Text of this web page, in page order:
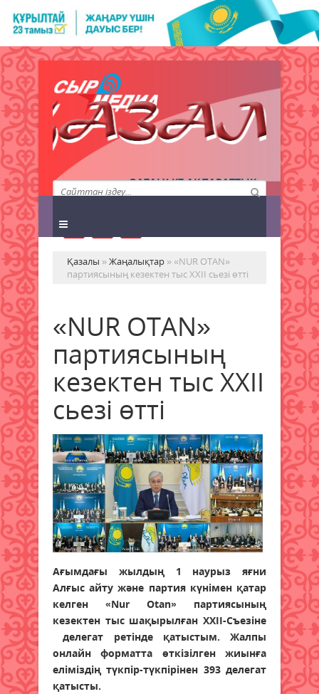
QAZALY.KZ АҚПАРАТТЫҚ
АГЕНТТІГІ
Қазалы »Жаңалықтар » «NUR OTAN»
партиясының кезектен тыс ХХІІ сьезі өтті
«NUR OTAN»
партиясының
кезектен тыс ХХІІ
сьезі өтті
Ағымдағы жылдың 1 наурыз яғни
Алғыс айту және партия күнімен қатар
келген «Nur Otan» партиясының
кезектен тыс шақырылған ХХІІ-Съезіне
делегат ретінде қатыстым. Жалпы
онлайн форматта өткізілген жиынға
еліміздің түкпір-түкпірінен 393 делегат
қатысты.